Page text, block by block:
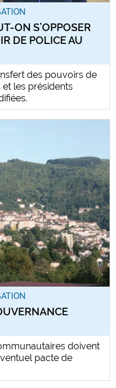
ON S’OPPOSER
DE POLICE AU
des pouvoirs de
les présidents
doivent
pacte de